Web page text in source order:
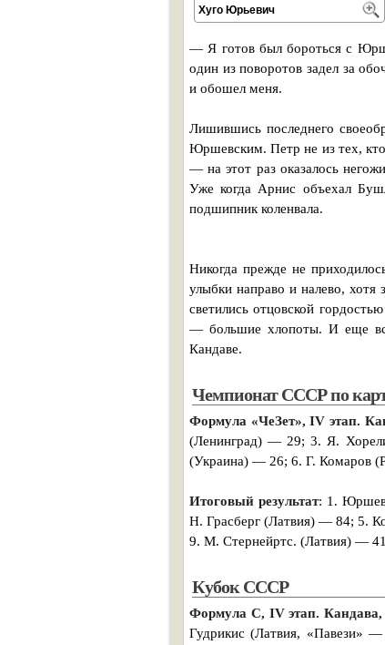
Хуго Юрьевич
— Я готов был бороться с
один из поворотов задел за
и обошел меня.
Лишившись последнего
Юршевским. Петр не из тех,
— на этот раз оказалось
Уже когда Арнис объехал
подшипник коленвала.
Никогда прежде не
улыбки направо и налево, хотя
светились отцовской
— большие хлопоты. И еще
Кандаве.
Чемпионат СССР по
Формула «ЧеЗет», IV этап.
(Ленинград) — 29; 3. Я.
(Украина) — 26; 6. Г. Комаров
Итоговый результат: 1.
Н. Грасберг (Латвия) — 84; 5.
9. М. Стернейртс. (Латвия) —
Кубок СССР
Формула С, IV этап. Кандава,
Гудрикис (Латвия, «Павези»